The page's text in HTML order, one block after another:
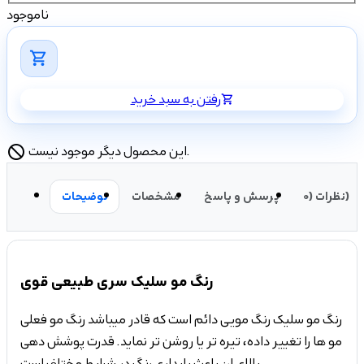
ناموجود
shopping_cart
رفتن به سبد خریدshopping_cart
block این محصول دیگر موجود نیست.
توضیحات مشخصات پرسش و پاسخ نظرات (0)
رنگ مو سلیک سری طبیعی قوی
رنگ مو سلیک رنگ مویی دائم است که قادر میباشد رنگ مو فعلی
مو ها را تغییر داده، تیره تر یا روشن تر نماید. قدرت پوشش دهی